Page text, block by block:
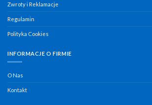
Zwroty i Reklamacje
Regulamin
Polityka Cookies
INFORMACJE O FIRMIE
O Nas
Kontakt